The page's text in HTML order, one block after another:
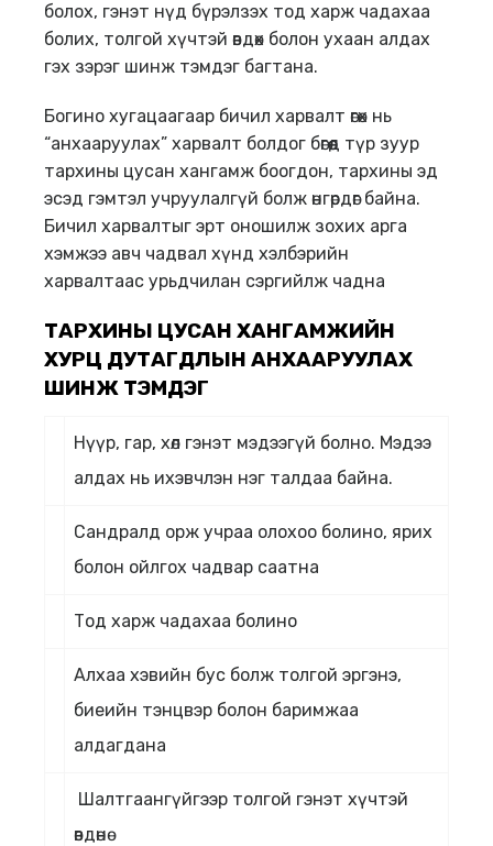
болох, гэнэт нүд бүрэлзэх тод харж чадахаа
болих, толгой хүчтэй өвдөх болон ухаан алдах
гэх зэрэг шинж тэмдэг багтана.
Богино хугацаагаар бичил харвалт өгөх нь
“анхааруулах” харвалт болдог бөгөөд түр зуур
тархины цусан хангамж боогдон, тархины эд
эсэд гэмтэл учруулалгүй болж өнгөрдөг байна.
Бичил харвалтыг эрт оношилж зохих арга
хэмжээ авч чадвал хүнд хэлбэрийн
харвалтаас урьдчилан сэргийлж чадна
ТАРХИНЫ ЦУСАН ХАНГАМЖИЙН
ХУРЦ ДУТАГДЛЫН АНХААРУУЛАХ
ШИНЖ ТЭМДЭГ
Нүүр, гар, хөл гэнэт мэдээгүй болно. Мэдээ
алдах нь ихэвчлэн нэг талдаа байна.
Сандралд орж учраа олохоо болино, ярих
болон ойлгох чадвар саатна
Тод харж чадахаа болино
Алхаа хэвийн бус болж толгой эргэнэ,
биеийн тэнцвэр болон баримжаа
алдагдана
Шалтгаангүйгээр толгой гэнэт хүчтэй
өвдөнө